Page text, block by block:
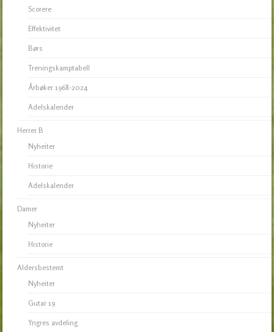
Scorere
Effektivitet
Børs
Treningskamptabell
Årbøker 1968-2024
Adelskalender
Herrer B
Nyheiter
Historie
Adelskalender
Damer
Nyheiter
Historie
Aldersbestemt
Nyheiter
Gutar 19
Yngres avdeling